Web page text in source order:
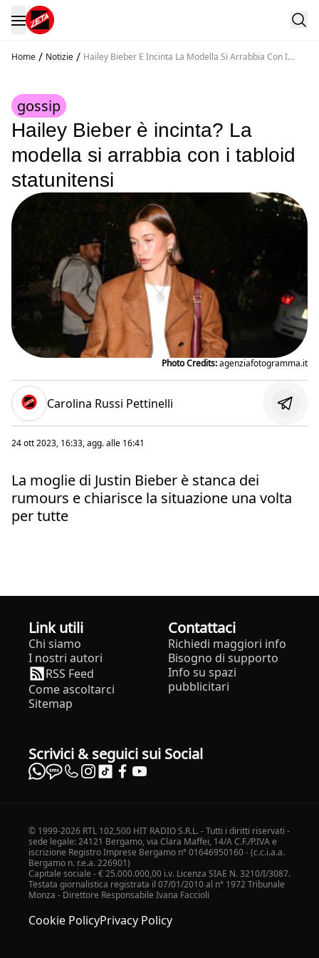
Home / Notizie / Hailey Bieber E Incinta La Modella Si Arrabbia Con I
gossip
Hailey Bieber è incinta? La
modella si arrabbia con i tabloid
statunitensi
Photo Credits:agenziafotogramma.it
Carolina Russi Pettinelli
24 ott 2023, 16:33, agg. alle 16:41
La moglie di Justin Bieber è stanca dei
rumours e chiarisce la situazione una volta
per tutte
Link utili
Chi siamo
I nostri autori
RSS Feed
Come ascoltarci
Sitemap
Contattaci
Richiedi maggiori info
Bisogno di supporto
Info su spazi
pubblicitari
Scrivici & seguici sui Social
© 1999-2026 RTL 102,500 HIT RADIO S.R.L. - Tutti i diritti riservati -
sede legale: 24121 Bergamo, via Clara Maffei, 14/A C.F./P.IVA e
iscrizione Registro Imprese Bergamo n° 01646950160 - (c.c.i.a.a.
Bergamo n. r.e.a. 226901)
Capitale sociale - € 25.000.000,00 i.v. Licenza SIAE N. 3210/I/3087.
Testata giornalistica registrata il 07/01/2010 al n° 1972 Tribunale
Monza - Direttore Responsabile Ivana Faccioli
Cookie PolicyPrivacy Policy